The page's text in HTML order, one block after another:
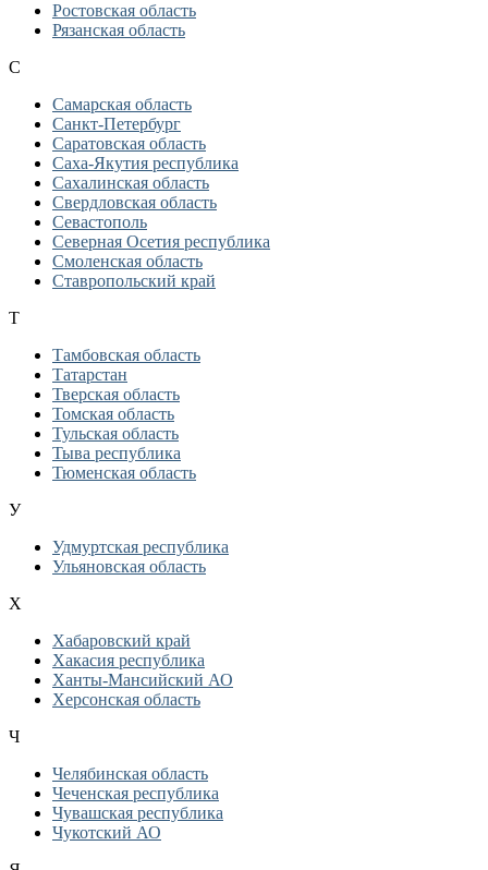
Ростовская область
Рязанская область
С
Самарская область
Санкт-Петербург
Саратовская область
Саха-Якутия республика
Сахалинская область
Свердловская область
Севастополь
Северная Осетия республика
Смоленская область
Ставропольский край
Т
Тамбовская область
Татарстан
Тверская область
Томская область
Тульская область
Тыва республика
Тюменская область
У
Удмуртская республика
Ульяновская область
Х
Хабаровский край
Хакасия республика
Ханты-Мансийский АО
Херсонская область
Ч
Челябинская область
Чеченская республика
Чувашская республика
Чукотский АО